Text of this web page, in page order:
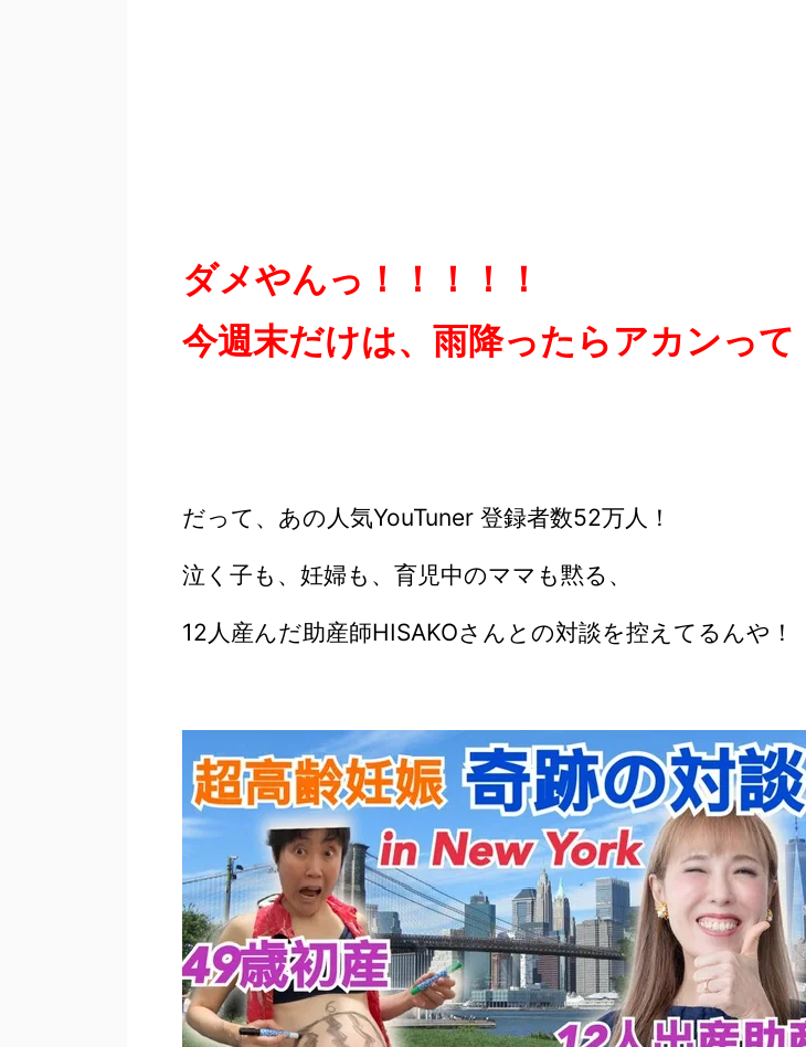
ダメやんっ！！！！！
今週末だけは、雨降ったらアカンって
だって、あの人気YouTuner 登録者数52万人！
泣く子も、妊婦も、育児中のママも黙る、
12人産んだ助産師HISAKOさんとの対談を控えてるんや！